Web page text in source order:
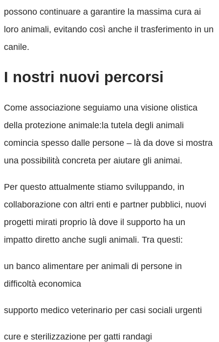
possono continuare a garantire la massima cura ai
loro animali, evitando così anche il trasferimento in un
canile.
I nostri nuovi percorsi
Come associazione seguiamo una visione olistica
della protezione animale:la tutela degli animali
comincia spesso dalle persone – là da dove si mostra
una possibilità concreta per aiutare gli animai.
Per questo attualmente stiamo sviluppando, in
collaborazione con altri enti e partner pubblici, nuovi
progetti mirati proprio là dove il supporto ha un
impatto diretto anche sugli animali. Tra questi:
un banco alimentare per animali di persone in
difficoltà economica
supporto medico veterinario per casi sociali urgenti
cure e sterilizzazione per gatti randagi